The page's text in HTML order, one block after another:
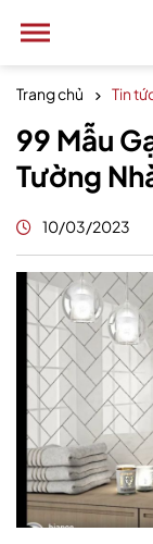
Trang chủ Tin
99 Mẫu
Tường
10/03/2023